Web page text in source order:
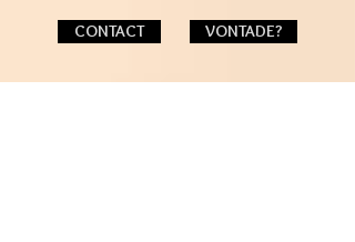
VONTADE?
CONTACT